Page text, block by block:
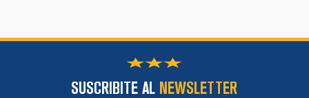
SUSCRIBITE AL NEWSLETTER